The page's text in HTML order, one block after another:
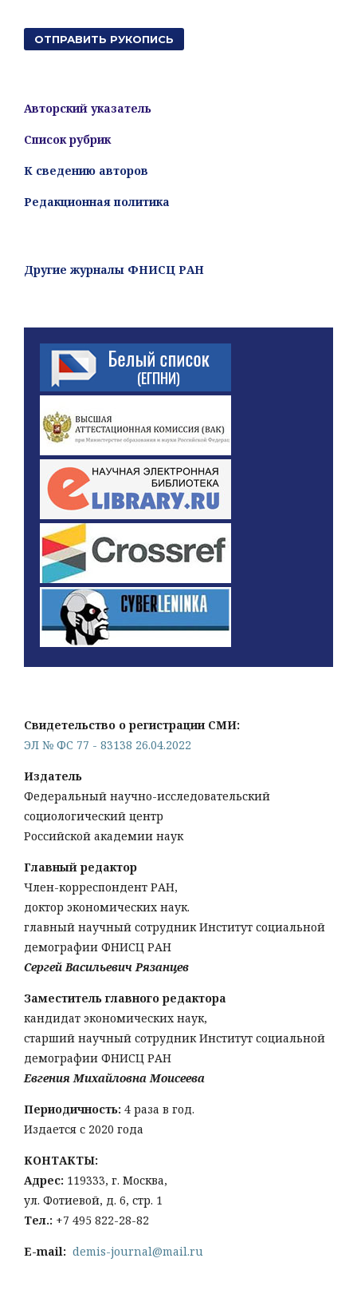
ОТПРАВИТЬ РУКОПИСЬ
Авторский указатель
Список рубрик
К сведению авторов
Редакционная политика
Другие журналы ФНИСЦ РАН
Свидетельство о регистрации СМИ:
ЭЛ № ФС 77 - 83138 26.04.2022
Издатель
Федеральный научно-исследовательский
социологический центр
Российской академии наук
Главный редактор
Член-корреспондент РАН,
доктор экономических наук.
главный научный сотрудник Институт социальной
демографии ФНИСЦ РАН
Сергей Васильевич Рязанцев
Заместитель главного редактора
кандидат экономических наук,
старший научный сотрудник Институт социальной
демографии ФНИСЦ РАН
Евгения Михайловна Моисеева
Периодичность: 4 раза в год.
Издается с 2020 года
КОНТАКТЫ:
Адрес: 119333, г. Москва,
ул. Фотиевой, д. 6, стр. 1
Тел.: +7 495 822-28-82
E-mail: demis-journal@mail.ru